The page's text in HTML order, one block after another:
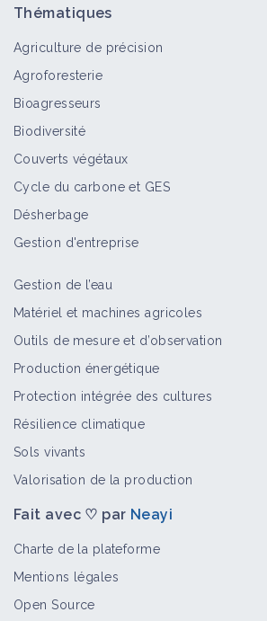
Thématiques
Agriculture de précision
Agroforesterie
Bioagresseurs
Biodiversité
Couverts végétaux
Cycle du carbone et GES
Désherbage
Gestion d'entreprise
Gestion de l’eau
Matériel et machines agricoles
Outils de mesure et d’observation
Production énergétique
Protection intégrée des cultures
Résilience climatique
Sols vivants
Valorisation de la production
Fait avec ♡ par Neayi
Charte de la plateforme
Mentions légales
Open Source